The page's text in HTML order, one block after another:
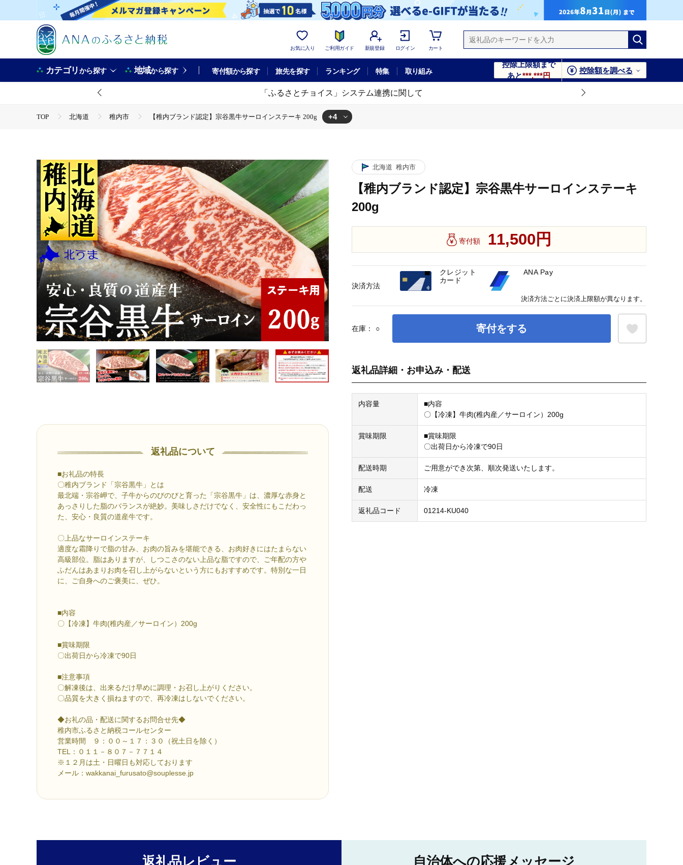
お気に入り ご利用ガイド 新規登録 ログイン カート
カテゴリから探す 地域から探す 寄付額から探す 旅先を探す ランキング 特集 取り組み
控除上限額まで
あと***,***円
控除額を調べる
「ふるさとチョイス」システム連携に関して
TOP 北海道 稚内市 【稚内ブランド認定】宗谷黒牛サーロインステーキ 200g +4
返礼品について
■お礼品の特長
〇稚内ブランド「宗谷黒牛」とは
最北端・宗谷岬で、子牛からのびのびと育った「宗谷黒牛」は、濃厚な赤身と
あっさりした脂のバランスが絶妙。美味しさだけでなく、安全性にもこだわっ
た、安心・良質の道産牛です。
〇上品なサーロインステーキ
適度な霜降りで脂の甘み、お肉の旨みを堪能できる、お肉好きにはたまらない
高級部位。脂はありますが、しつこさのない上品な脂ですので、ご年配の方や
ふだんはあまりお肉を召し上がらないという方にもおすすめです。特別な一日
に、ご自身へのご褒美に、ぜひ。
■内容
〇【冷凍】牛肉(稚内産／サーロイン）200g
■賞味期限
〇出荷日から冷凍で90日
■注意事項
〇解凍後は、出来るだけ早めに調理・お召し上がりください。
〇品質を大きく損ねますので、再冷凍はしないでください。
◆お礼の品・配送に関するお問合せ先◆
稚内市ふるさと納税コールセンター
営業時間 ９：００～１７：３０（祝土日を除く）
TEL：０１１－８０７－７７１４
※１２月は土・日曜日も対応しております
メール：wakkanai_furusato@souplesse.jp
北海道 稚内市
【稚内ブランド認定】宗谷黒牛サーロインステーキ
200g
寄付額 11,500円
在庫： ○ 寄付をする
返礼品詳細・お申込み・配送
内容量
■内容
〇【冷凍】牛肉(稚内産／サーロイン）200g
賞味期限
■賞味期限
〇出荷日から冷凍で90日
配送時期 ご用意ができ次第、順次発送いたします。
配送 冷凍
返礼品コード 01214-KU040
決済方法
クレジット
カード
ANA Pay
決済方法ごとに決済上限額が異なります。
返礼品レビュー 自治体への応援メッセージ